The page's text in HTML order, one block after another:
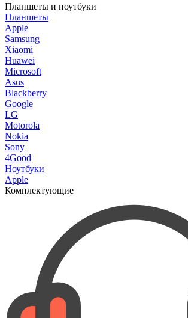
Планшеты и ноутбуки
Планшеты
Apple
Samsung
Xiaomi
Huawei
Microsoft
Asus
Blackberry
Google
LG
Motorola
Nokia
Sony
4Good
Ноутбуки
Apple
Комплектующие